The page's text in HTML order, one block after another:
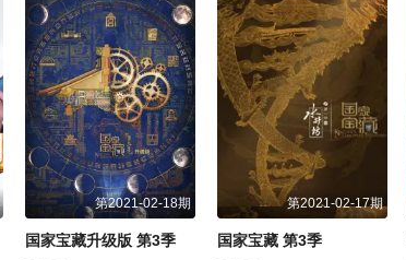
第2021-02-18期
国家宝藏升级版 第3季
第2021-02-17期
国家宝藏 第3季